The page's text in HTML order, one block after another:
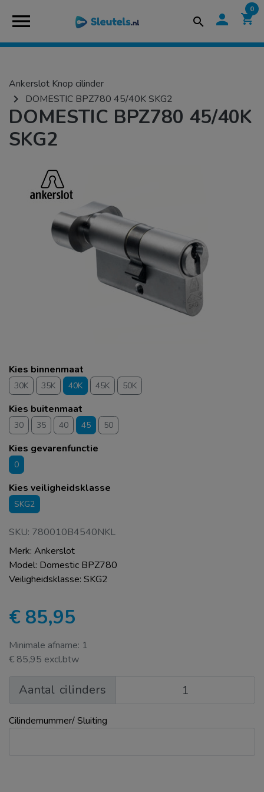
menu search person shopping_cart
0
Ankerslot Knop cilinder
navigate_next DOMESTIC BPZ780 45/40K SKG2
DOMESTIC BPZ780 45/40K
SKG2
Kies binnenmaat
30K 35K 40K 45K 50K
Kies buitenmaat
30 35 40 45 50
Kies gevarenfunctie
0
Kies veiligheidsklasse
SKG2
SKU: 780010B4540NKL
Merk: Ankerslot
Model: Domestic BPZ780
Veiligheidsklasse: SKG2
€ 85,95
Minimale afname: 1
€ 85,95 excl.btw
Aantal cilinders
Cilindernummer/ Sluiting